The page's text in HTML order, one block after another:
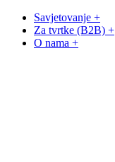
Savjetovanje +
Za tvrtke (B2B) +
O nama +